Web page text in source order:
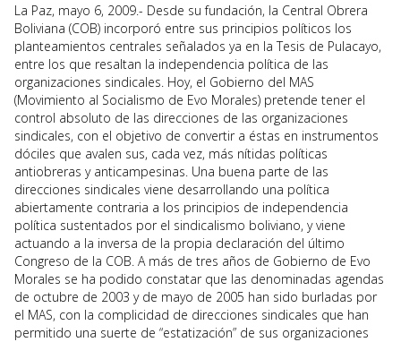
La Paz, mayo 6, 2009.- Desde su fundación, la Central Obrera
Boliviana (COB) incorporó entre sus principios políticos los
planteamientos centrales señalados ya en la Tesis de Pulacayo,
entre los que resaltan la independencia política de las
organizaciones sindicales. Hoy, el Gobierno del MAS
(Movimiento al Socialismo de Evo Morales) pretende tener el
control absoluto de las direcciones de las organizaciones
sindicales, con el objetivo de convertir a éstas en instrumentos
dóciles que avalen sus, cada vez, más nítidas políticas
antiobreras y anticampesinas. Una buena parte de las
direcciones sindicales viene desarrollando una política
abiertamente contraria a los principios de independencia
política sustentados por el sindicalismo boliviano, y viene
actuando a la inversa de la propia declaración del último
Congreso de la COB. A más de tres años de Gobierno de Evo
Morales se ha podido constatar que las denominadas agendas
de octubre de 2003 y de mayo de 2005 han sido burladas por
el MAS, con la complicidad de direcciones sindicales que han
permitido una suerte de “estatización” de sus organizaciones